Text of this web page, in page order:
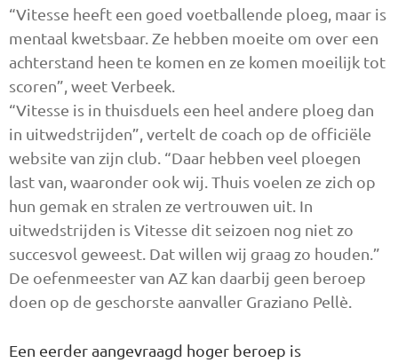
“Vitesse heeft een goed voetballende ploeg, maar is
mentaal kwetsbaar. Ze hebben moeite om over een
achterstand heen te komen en ze komen moeilijk tot
scoren”, weet Verbeek.
“Vitesse is in thuisduels een heel andere ploeg dan
in uitwedstrijden”, vertelt de coach op de officiële
website van zijn club. “Daar hebben veel ploegen
last van, waaronder ook wij. Thuis voelen ze zich op
hun gemak en stralen ze vertrouwen uit. In
uitwedstrijden is Vitesse dit seizoen nog niet zo
succesvol geweest. Dat willen wij graag zo houden.”
De oefenmeester van AZ kan daarbij geen beroep
doen op de geschorste aanvaller Graziano Pellè.
Een eerder aangevraagd hoger beroep is